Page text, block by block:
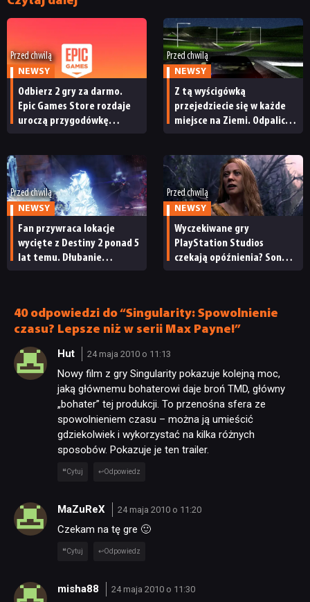
Przed chwilą
NEWSY
Odbierz 2 gry za darmo.
Epic Games Store rozdaje
uroczą przygodówkę
Przed chwilą
NEWSY
Z tą wyścigówką
przejedziecie się w każde
miejsce na Ziemi. Odpalicie
Przed chwilą
NEWSY
Fan przywraca lokacje
wycięte z Destiny 2 ponad 5
lat temu. Dłubanie
Przed chwilą
NEWSY
Wyczekiwane gry
PlayStation Studios
czekają opóźnienia? Sony
40 odpowiedzi do “Singularity: Spowolnienie
czasu? Lepsze niż w serii Max Payne!”
Hut 24 maja 2010 o 11:13
Nowy film z gry Singularity pokazuje kolejną moc,
jaką głównemu bohaterowi daje broń TMD, główny
„bohater” tej produkcji. To przenośna sfera ze
spowolnieniem czasu – można ją umieścić
gdziekolwiek i wykorzystać na kilka różnych
sposobów. Pokazuje je ten trailer.
Cytuj Odpowiedz
MaZuReX 24 maja 2010 o 11:20
Czekam na tę gre 🙂
Cytuj Odpowiedz
misha88 24 maja 2010 o 11:30